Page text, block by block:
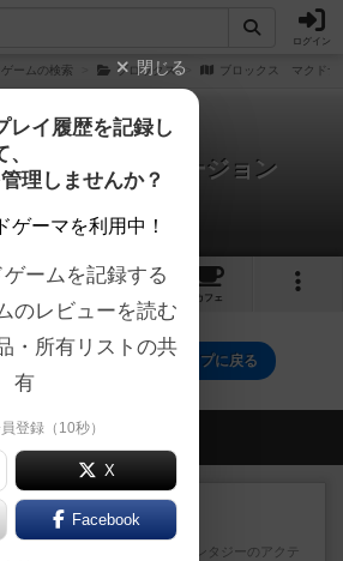
ログイン
ームの検索 ブロックス ブロックス マクドナ
クドナルドバージョン
0件のルール/インスト
1
カフェ
クドナルドバージョンのトップに戻る
員の新しい投稿
エコーズ・オブ・タイム
カードゲームにファイナルファンタジーのアクテ
閉じる
レイ履歴を記録し
、
理しませんか？
ゲーマを利用中！
ームを記録する
のレビューを読む
・所有リストの共
有
登録（10秒）
X
Facebook